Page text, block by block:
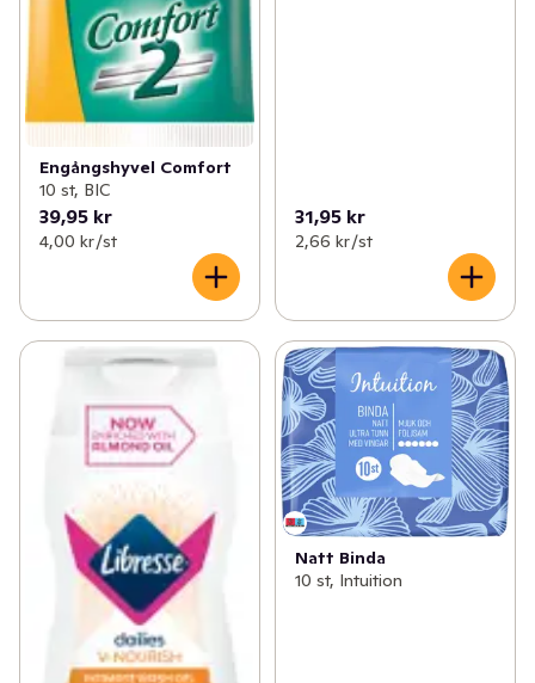
Ansiktsvård (97)
✓ Kost och hälsa (48)
✓ Förkylning (5)
✓ Vitaminer och kosttillskott
✓ Åldersgräns 18+ receptfria läkemedel (46)
(1)
Engångshyvel Comfort
10 st, BIC
39,95 kr
4,00 kr /st
31,95 kr
2,66 kr /st
Natt Binda
10 st, Intuition